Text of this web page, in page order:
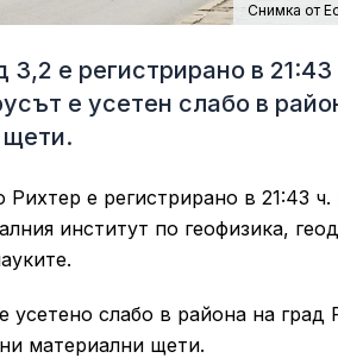
Снимка от
е регистрирано в 21:43
е усетен слабо в
щети.
Рихтер е регистрирано в 21:43
институт по геофизика,
усетено слабо в района на
материални щети.